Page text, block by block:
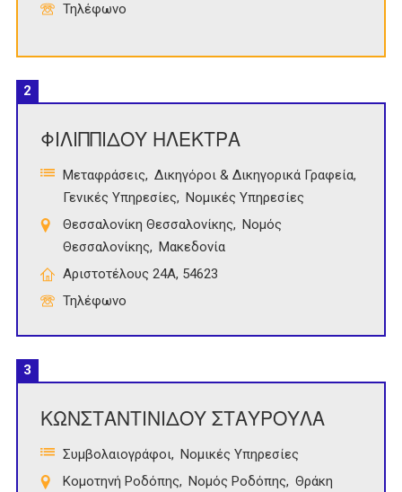
Τηλέφωνο
2
ΦΙΛΙΠΠΙΔΟΥ ΗΛΕΚΤΡΑ
Μεταφράσεις
Δικηγόροι & Δικηγορικά Γραφεία
Γενικές Υπηρεσίες
Νομικές Υπηρεσίες
Θεσσαλονίκη Θεσσαλονίκης
Νομός
Θεσσαλονίκης
Μακεδονία
Αριστοτέλους 24Α, 54623
Τηλέφωνο
3
ΚΩΝΣΤΑΝΤΙΝΙΔΟΥ ΣΤΑΥΡΟΥΛΑ
Συμβολαιογράφοι
Νομικές Υπηρεσίες
Κομοτηνή Ροδόπης
Νομός Ροδόπης
Θράκη